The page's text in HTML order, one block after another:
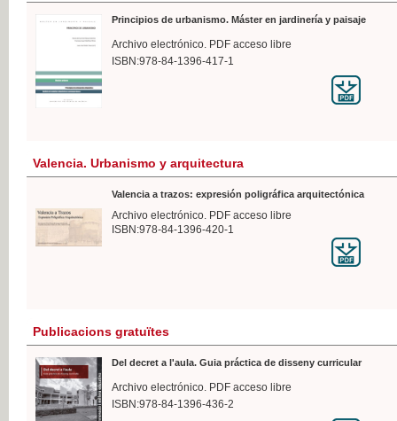
Principios de urbanismo. Máster en jardinería y paisaje
Archivo electrónico. PDF acceso libre
ISBN:978-84-1396-417-1
Valencia. Urbanismo y arquitectura
Valencia a trazos: expresión poligráfica arquitectónica
Archivo electrónico. PDF acceso libre
ISBN:978-84-1396-420-1
Publicacions gratuïtes
Del decret a l'aula. Guia práctica de disseny curricular
Archivo electrónico. PDF acceso libre
ISBN:978-84-1396-436-2